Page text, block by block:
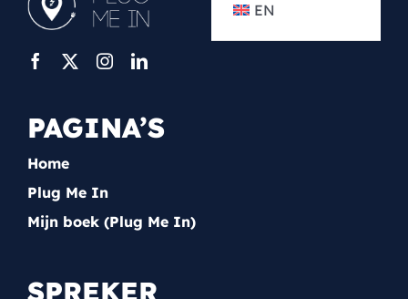
EN
PAGINA’S
Home
Plug Me In
Mijn boek (Plug Me In)
SPREKER